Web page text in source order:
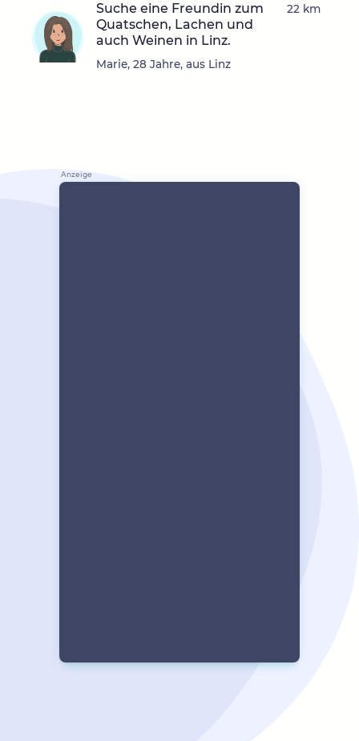
Suche eine Freundin zum
Quatschen, Lachen und
auch Weinen in Linz.
Marie, 28 Jahre, aus Linz
22 km